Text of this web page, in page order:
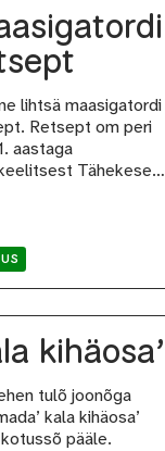
lihtsä maasigatordi
Retsept om peri
aastaga
Tähekese…
kihäosa’
tulõ joonõga
kala kihäosa’
pääle.